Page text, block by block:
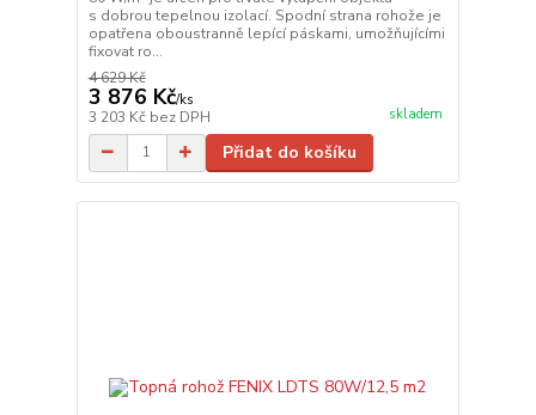
s dobrou tepelnou izolací. Spodní strana rohože je
opatřena oboustranně lepící páskami, umožňujícími
fixovat ro...
4 629 Kč
3 876 Kč/ks
3 203 Kč bez DPH skladem
Přidat do košíku